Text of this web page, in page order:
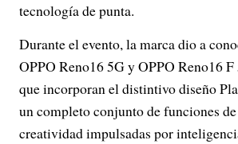
tecnología de punta.
Durante el evento, la marca dio a
OPPO Reno16 5G y OPPO Reno16
que incorporan el distintivo diseño
un completo conjunto de funciones
creatividad impulsadas por